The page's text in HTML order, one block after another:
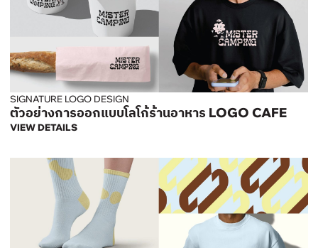
SIGNATURE LOGO DESIGN
ตัวอย่างการออกแบบโลโก้ร้านอาหาร LOGO CAFE
VIEW DETAILS